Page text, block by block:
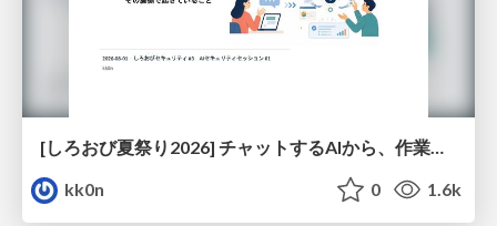
[しろおび夏祭り2026] チャットするAIから、作業するAIへ - 使われ方の変化と、その裏側で起きていること
kk0n
0 1.6k